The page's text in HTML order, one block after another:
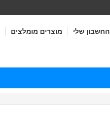
מוצרים מומלצים החשבון שלי